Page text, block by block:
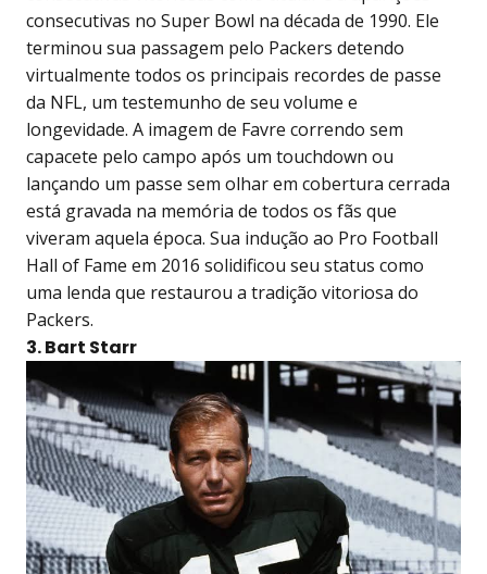
consecutivas no Super Bowl na década de 1990. Ele
terminou sua passagem pelo Packers detendo
virtualmente todos os principais recordes de passe
da NFL, um testemunho de seu volume e
longevidade. A imagem de Favre correndo sem
capacete pelo campo após um touchdown ou
lançando um passe sem olhar em cobertura cerrada
está gravada na memória de todos os fãs que
viveram aquela época. Sua indução ao Pro Football
Hall of Fame em 2016 solidificou seu status como
uma lenda que restaurou a tradição vitoriosa do
Packers.
3. Bart Starr